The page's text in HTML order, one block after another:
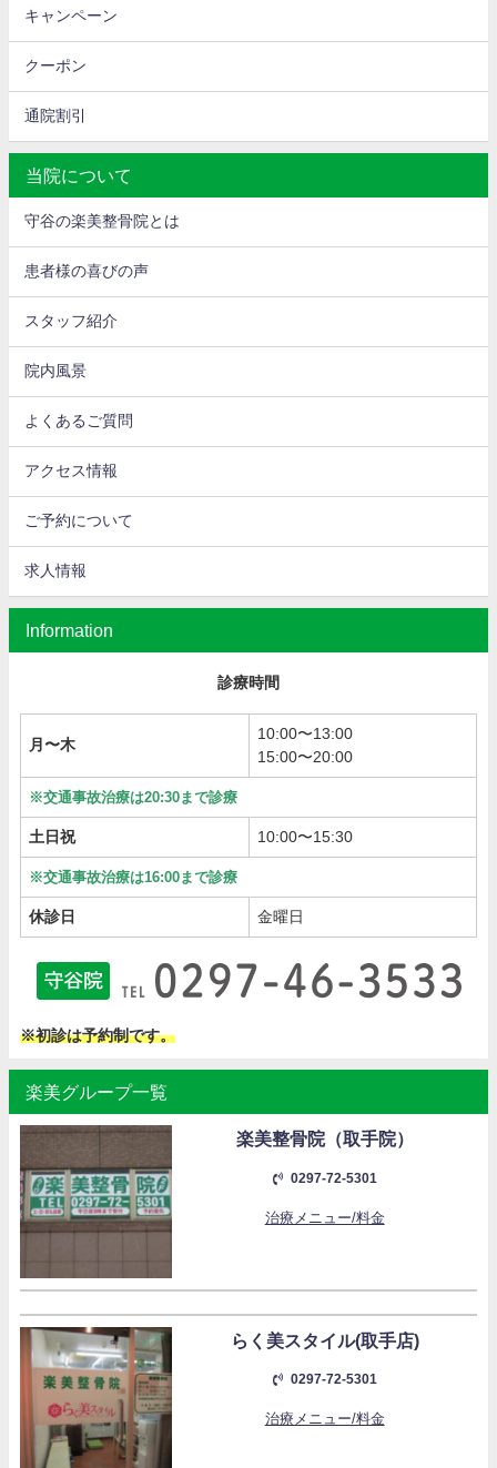
キャンペーン
クーポン
通院割引
当院について
守谷の楽美整骨院とは
患者様の喜びの声
スタッフ紹介
院内風景
よくあるご質問
アクセス情報
ご予約について
求人情報
Information
診療時間
月〜木
10:00〜13:00
15:00〜20:00
※交通事故治療は20:30まで診療
土日祝 10:00〜15:30
※交通事故治療は16:00まで診療
休診日 金曜日
※初診は予約制です。
楽美グループ一覧
楽美整骨院（取手院）
0297-72-5301
治療メニュー/料金
らく美スタイル(取手店)
0297-72-5301
治療メニュー/料金